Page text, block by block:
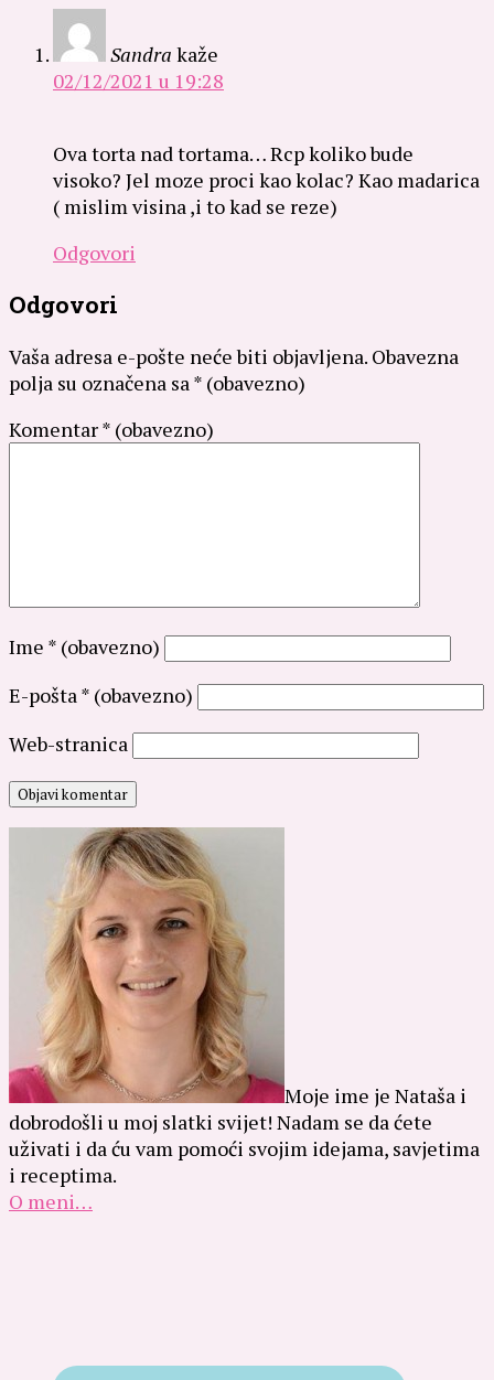
Sandra kaže
02/12/2021 u 19:28
Ova torta nad tortama… Rcp koliko bude
visoko? Jel moze proci kao kolac? Kao madarica
( mislim visina ,i to kad se reze)
Odgovori
Odgovori
Vaša adresa e-pošte neće biti objavljena. Obavezna
polja su označena sa* (obavezno)
Komentar* (obavezno)
Ime * (obavezno)
E-pošta* (obavezno)
Web-stranica
Moje ime je Nataša i
dobrodošli u moj slatki svijet! Nadam se da ćete
uživati i da ću vam pomoći svojim idejama, savjetima
i receptima.
O meni…